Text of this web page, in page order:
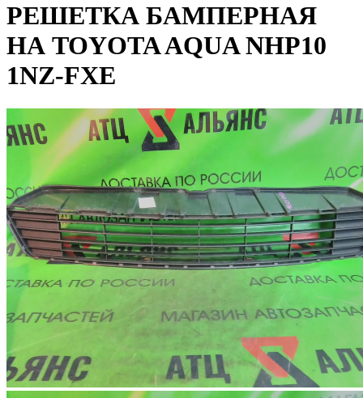
РЕШЕТКА БАМПЕРНАЯ
НА TOYOTA AQUA NHP10
1NZ-FXE